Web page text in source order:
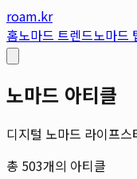
roam.kr
홈노마드 트렌드노마드
노마드 아티클
디지털 노마드 라이프
총 503개의 아티클